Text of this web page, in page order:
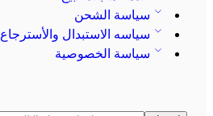
سياسة الشحن
سياسه الاستبدال والأسترجاع
سياسة الخصوصية